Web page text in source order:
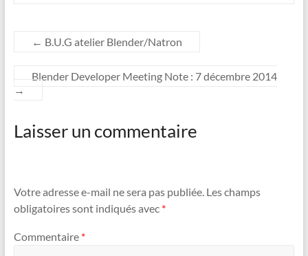
← B.U.G atelier Blender/Natron
Blender Developer Meeting Note : 7 décembre 2014
→
Laisser un commentaire
Votre adresse e-mail ne sera pas publiée. Les champs
obligatoires sont indiqués avec *
Commentaire *